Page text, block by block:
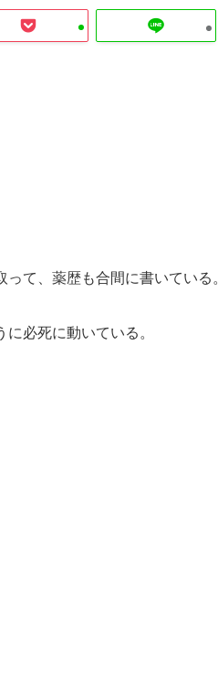
て、薬歴も合間に書いている。
必死に動いている。